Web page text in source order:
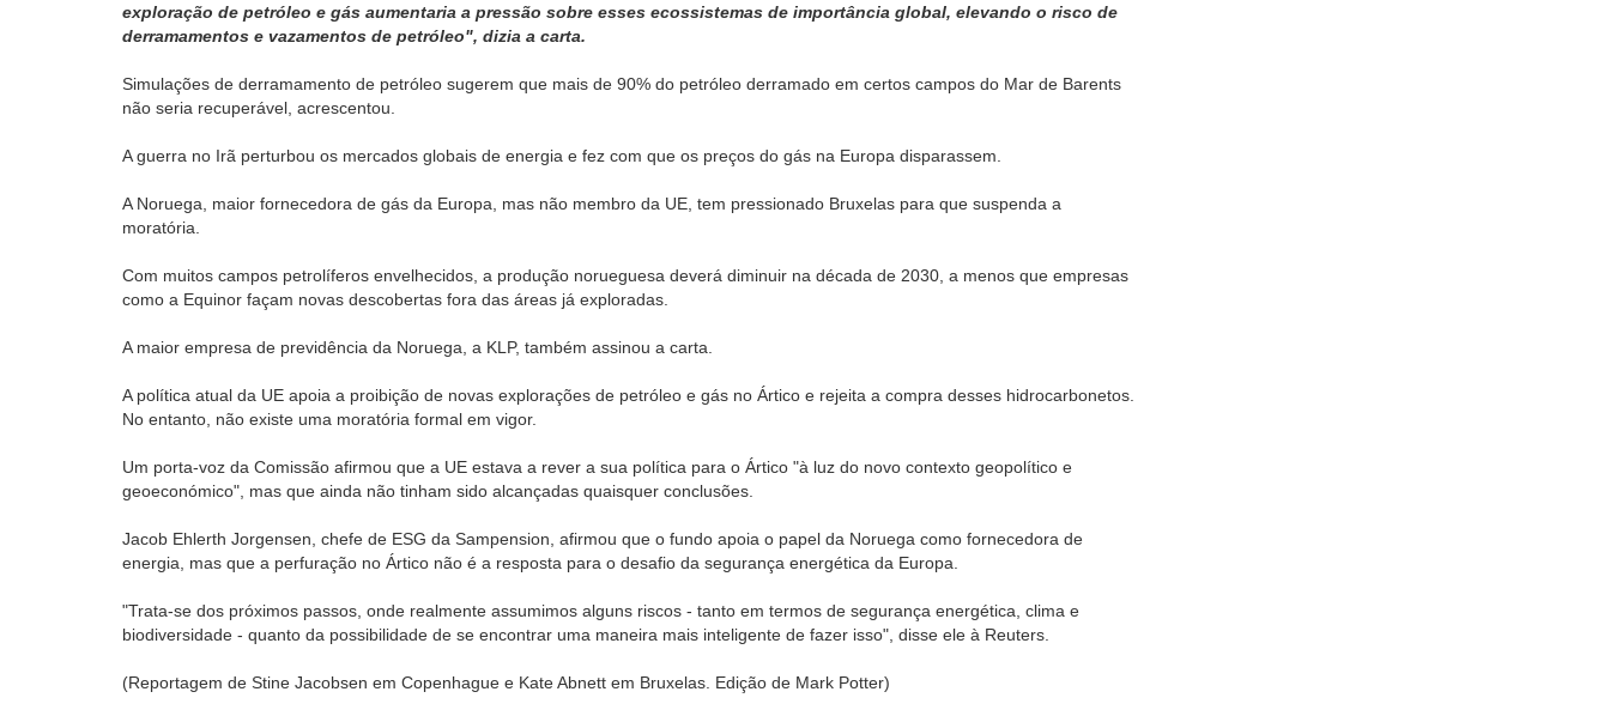
exploração de petróleo e gás aumentaria a pressão sobre esses ecossistemas de importância global, elevando o risco de
derramamentos e vazamentos de petróleo", dizia a carta.
Simulações de derramamento de petróleo sugerem que mais de 90% do petróleo derramado em certos campos do Mar de Barents
não seria recuperável, acrescentou.
A guerra no Irã perturbou os mercados globais de energia e fez com que os preços do gás na Europa disparassem.
A Noruega, maior fornecedora de gás da Europa, mas não membro da UE, tem pressionado Bruxelas para que suspenda a
moratória.
Com muitos campos petrolíferos envelhecidos, a produção norueguesa deverá diminuir na década de 2030, a menos que empresas
como a Equinor façam novas descobertas fora das áreas já exploradas.
A maior empresa de previdência da Noruega, a KLP, também assinou a carta.
A política atual da UE apoia a proibição de novas explorações de petróleo e gás no Ártico e rejeita a compra desses hidrocarbonetos.
No entanto, não existe uma moratória formal em vigor.
Um porta-voz da Comissão afirmou que a UE estava a rever a sua política para o Ártico "à luz do novo contexto geopolítico e
geoeconómico", mas que ainda não tinham sido alcançadas quaisquer conclusões.
Jacob Ehlerth Jorgensen, chefe de ESG da Sampension, afirmou que o fundo apoia o papel da Noruega como fornecedora de
energia, mas que a perfuração no Ártico não é a resposta para o desafio da segurança energética da Europa.
"Trata-se dos próximos passos, onde realmente assumimos alguns riscos - tanto em termos de segurança energética, clima e
biodiversidade - quanto da possibilidade de se encontrar uma maneira mais inteligente de fazer isso", disse ele à Reuters.
(Reportagem de Stine Jacobsen em Copenhague e Kate Abnett em Bruxelas. Edição de Mark Potter)